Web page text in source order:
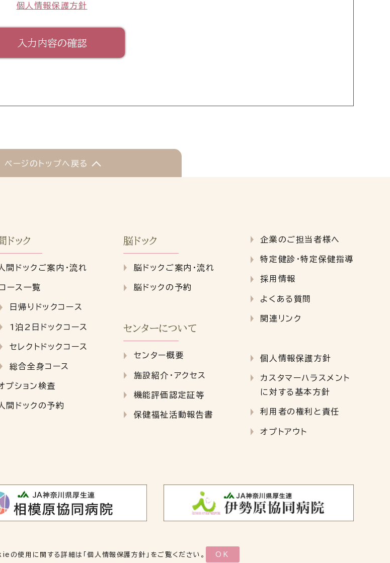
の使用に関する詳細は「個人情報保護方針 」をご覧ください。 OK
個人情報保護方針
ページのトップへ戻る
ドック
人間ドックご案内・流れ
コース一覧
日帰りドックコース
1泊2日ドックコース
セレクトドックコース
総合全身コース
プション検査
間ドックの予約
脳ドック
脳ドックご案内・流れ
脳ドックの予約
センターについて
センター概要
施設紹介・アクセス
機能評価認定証等
保健福祉活動報告書
企業のご担当者様へ
特定健診・特定保健指導
採用情報
よくある質問
関連リンク
個人情報保護方針
カスタマーハラスメント
に対する基本方針
利用者の権利と責任
オプトアウト
© 2023 JA神奈川県厚生連